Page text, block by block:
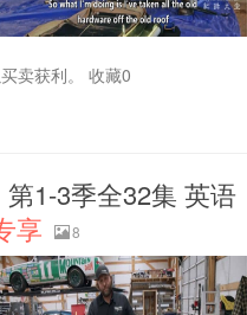
卖获利。 收藏0
1-3季全32集 英语
享 8